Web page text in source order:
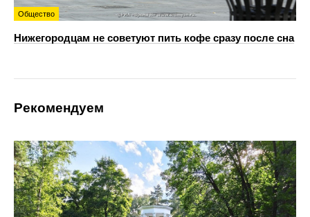
Общество
Нижегородцам не советуют пить кофе сразу после сна
Рекомендуем